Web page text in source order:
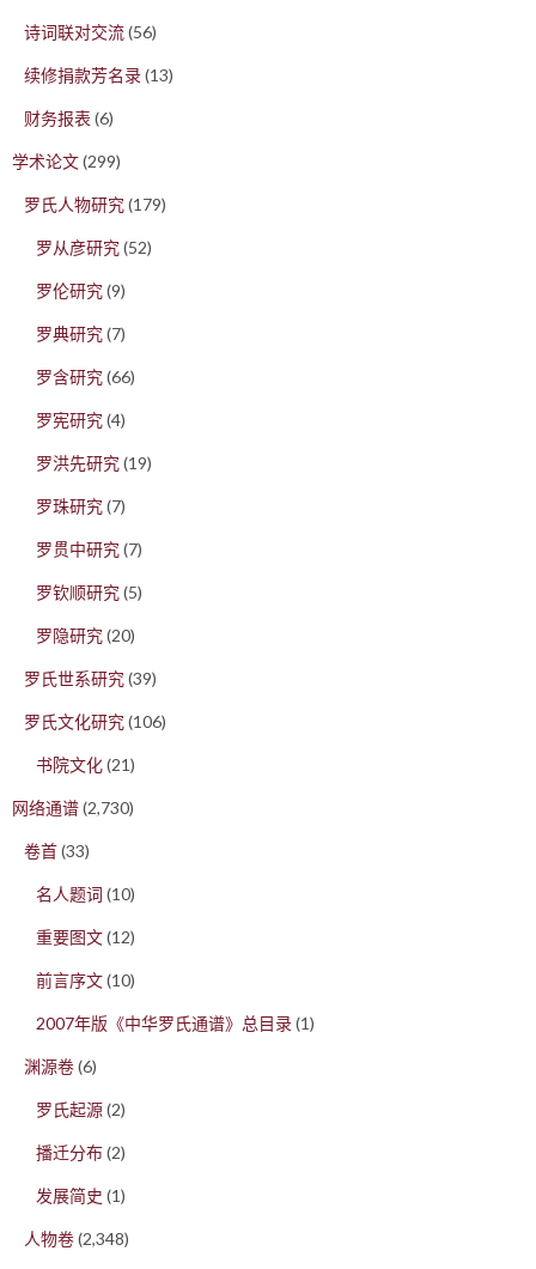
诗词联对交流(56)
续修捐款芳名录(13)
财务报表 (6)
学术论文(299)
罗氏人物研究(179)
罗从彦研究(52)
罗伦研究(9)
罗典研究(7)
罗含研究(66)
罗宪研究(4)
罗洪先研究(19)
罗珠研究(7)
罗贯中研究(7)
罗钦顺研究(5)
罗隐研究(20)
罗氏世系研究(39)
罗氏文化研究(106)
书院文化(21)
网络通谱(2,730)
卷首(33)
名人题词 (10)
重要图文(12)
前言序文(10)
2007年版《中华罗氏通谱》总目录(1)
渊源卷(6)
罗氏起源(2)
播迁分布(2)
发展简史 (1)
人物卷(2,348)